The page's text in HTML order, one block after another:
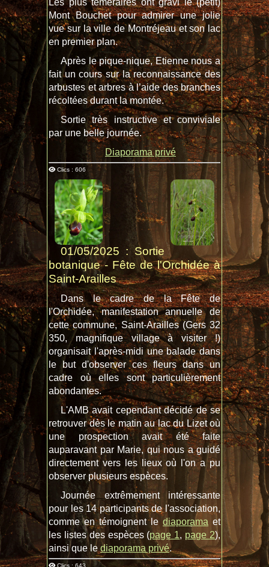
Les plus téméraires ont gravi le (petit)
Mont Bouchet pour admirer une jolie
vue sur la ville de Montréjeau et son lac
en premier plan.
Après le pique-nique, Etienne nous a
fait un cours sur la reconnaissance des
arbustes et arbres à l’aide des branches
récoltées durant la montée.
Sortie très instructive et conviviale
par une belle journée.
Diaporama privé
Clics : 606
01/05/2025 : Sortie
botanique - Fête de l'Orchidée à
Saint-Arailles
Dans le cadre de la Fête de
l'Orchidée, manifestation annuelle de
cette commune, Saint-Arailles (Gers 32
350, magnifique village à visiter !)
organisait l'après-midi une balade dans
le but d'observer ces fleurs dans un
cadre où elles sont particulièrement
abondantes.
L'AMB avait cependant décidé de se
retrouver dès le matin au lac du Lizet où
une prospection avait été faite
auparavant par Marie, qui nous a guidé
directement vers les lieux où l'on a pu
observer plusieurs espèces.
Journée extrêmement intéressante
pour les 14 participants de l'association,
comme en témoignent le diaporama et
les listes des espèces (page 1, page 2),
ainsi que lediaporama privé.